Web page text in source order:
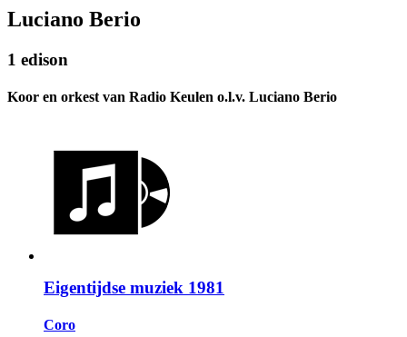
Luciano Berio
1 edison
Koor en orkest van Radio Keulen o.l.v. Luciano Berio
Eigentijdse muziek 1981
Coro